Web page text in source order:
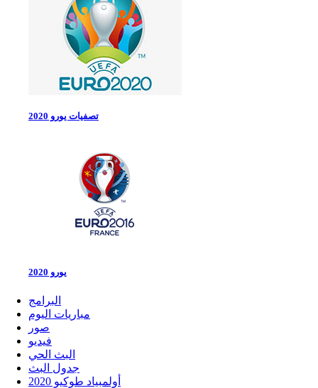
تصفيات يورو 2020
يورو 2020
البرامج
مباريات اليوم
صور
فيديو
البث الحي
جدول البث
أولمبياد طوكيو 2020